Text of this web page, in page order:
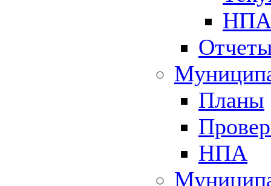
НПА
Планы
НПА